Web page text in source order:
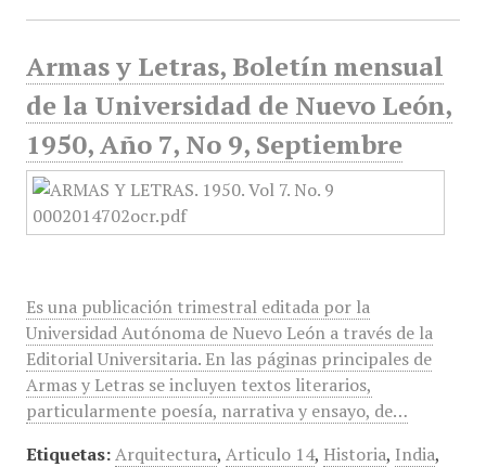
Armas y Letras, Boletín mensual
de la Universidad de Nuevo León,
1950, Año 7, No 9, Septiembre
Es una publicación trimestral editada por la
Universidad Autónoma de Nuevo León a través de la
Editorial Universitaria. En las páginas principales de
Armas y Letras se incluyen textos literarios,
particularmente poesía, narrativa y ensayo, de…
Etiquetas: Arquitectura, Articulo 14, Historia, India,